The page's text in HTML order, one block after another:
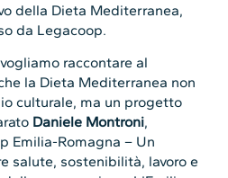
della Dieta Mediterranea,
da Legacoop.
raccontare al
la Dieta Mediterranea non
culturale, ma un progetto
Daniele Montroni,
Emilia-Romagna – Un
salute, sostenibilità, lavoro e